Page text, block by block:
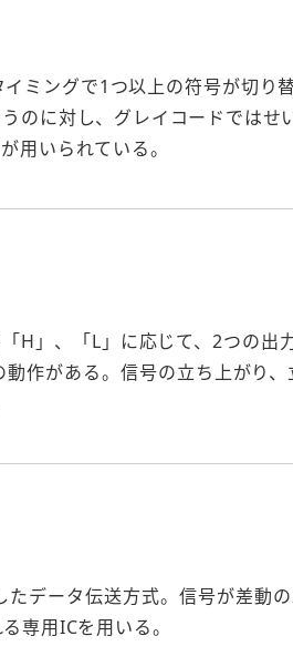
ミングで1つ以上の符号が切り
に対し、グレイコードではせ
用いられている。
H」、「L」に応じて、2つの出
作がある。信号の立ち上がり
データ伝送方式。信号が差動
専用ICを用いる。